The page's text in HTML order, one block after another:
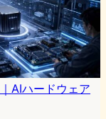
AIハードウェア